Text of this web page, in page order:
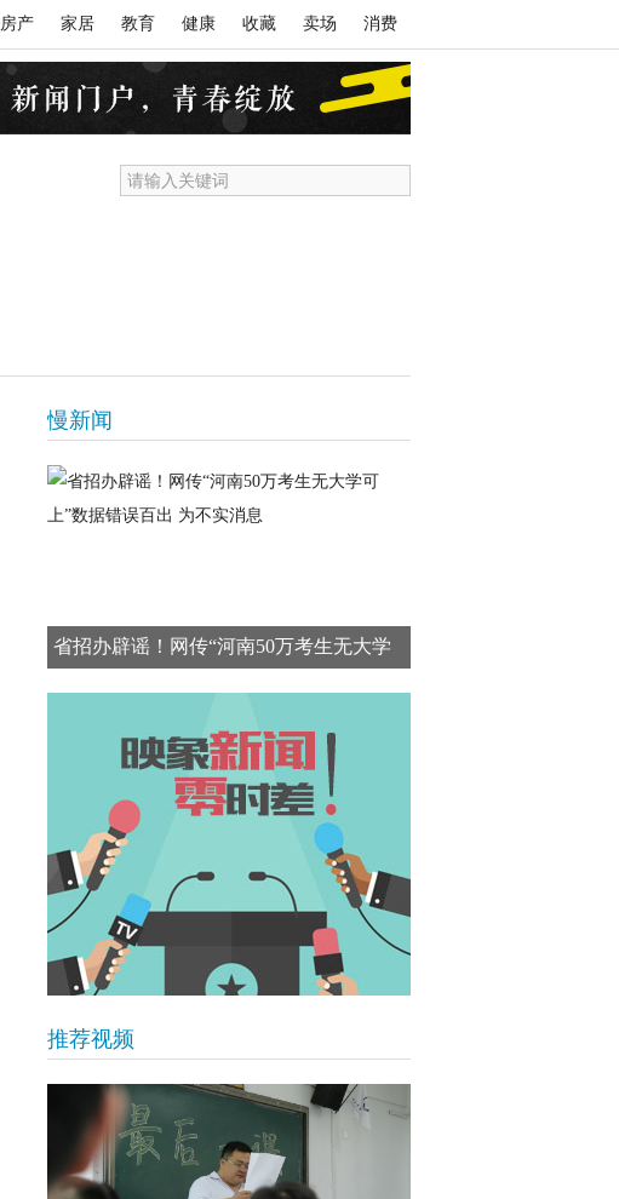
房产 家居 教育 健康 收藏 卖场 消费
慢新闻
省招办辟谣！网传“河南50万考生无大学
推荐视频